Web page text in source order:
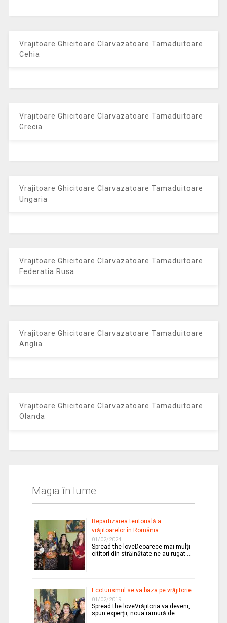
Vrajitoare Ghicitoare Clarvazatoare Tamaduitoare
Cehia
Vrajitoare Ghicitoare Clarvazatoare Tamaduitoare
Grecia
Vrajitoare Ghicitoare Clarvazatoare Tamaduitoare
Ungaria
Vrajitoare Ghicitoare Clarvazatoare Tamaduitoare
Federatia Rusa
Vrajitoare Ghicitoare Clarvazatoare Tamaduitoare
Anglia
Vrajitoare Ghicitoare Clarvazatoare Tamaduitoare
Olanda
Magia în lume
Repartizarea teritorială a
vrăjitoarelor în România
01/02/2024
Spread the loveDeoarece mai mulți
cititori din străinătate ne-au rugat …
Ecoturismul se va baza pe vrăjitorie
01/02/2019
Spread the loveVrăjitoria va deveni,
spun experții, noua ramură de …